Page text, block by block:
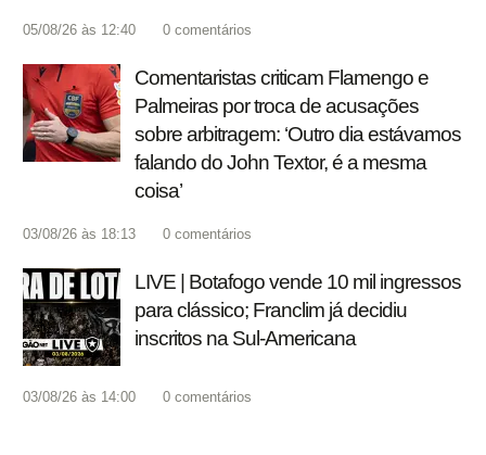
05/08/26 às 12:40 0 comentários
Comentaristas criticam Flamengo e
Palmeiras por troca de acusações
sobre arbitragem: ‘Outro dia estávamos
falando do John Textor, é a mesma
coisa’
03/08/26 às 18:13 0 comentários
LIVE | Botafogo vende 10 mil ingressos
para clássico; Franclim já decidiu
inscritos na Sul-Americana
03/08/26 às 14:00 0 comentários